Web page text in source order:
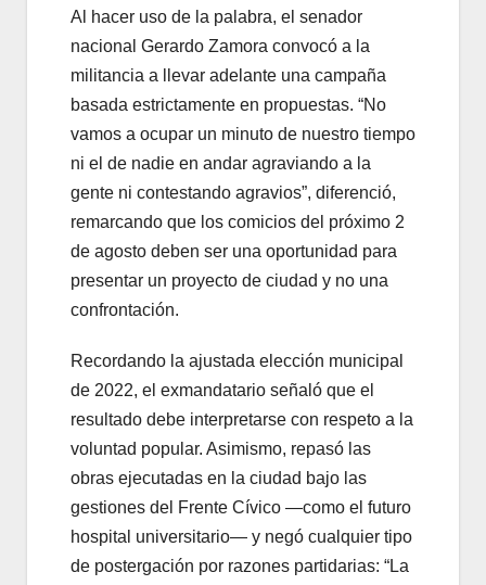
Al hacer uso de la palabra, el senador
nacional Gerardo Zamora convocó a la
militancia a llevar adelante una campaña
basada estrictamente en propuestas. “No
vamos a ocupar un minuto de nuestro tiempo
ni el de nadie en andar agraviando a la
gente ni contestando agravios”, diferenció,
remarcando que los comicios del próximo 2
de agosto deben ser una oportunidad para
presentar un proyecto de ciudad y no una
confrontación.
Recordando la ajustada elección municipal
de 2022, el exmandatario señaló que el
resultado debe interpretarse con respeto a la
voluntad popular. Asimismo, repasó las
obras ejecutadas en la ciudad bajo las
gestiones del Frente Cívico —como el futuro
hospital universitario— y negó cualquier tipo
de postergación por razones partidarias: “La